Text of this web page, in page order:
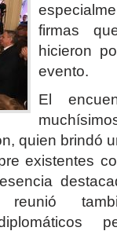
firmas
hicieron
evento.
El
quien brindó
existentes